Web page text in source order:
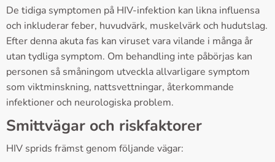
De tidiga symptomen på HIV-infektion kan likna influensa
och inkluderar feber, huvudvärk, muskelvärk och hudutslag.
Efter denna akuta fas kan viruset vara vilande i många år
utan tydliga symptom. Om behandling inte påbörjas kan
personen så småningom utveckla allvarligare symptom
som viktminskning, nattsvettningar, återkommande
infektioner och neurologiska problem.
Smittvägar och riskfaktorer
HIV sprids främst genom följande vägar: